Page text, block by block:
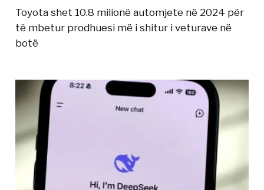
Toyota shet 10.8 milionë automjete në 2024 për
të mbetur prodhuesi më i shitur i veturave në
botë